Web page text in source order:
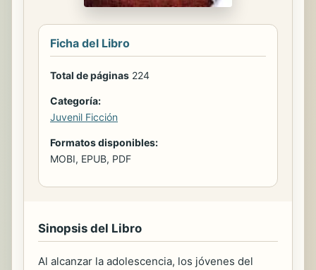
Ficha del Libro
Total de páginas 224
Categoría:
Juvenil Ficción
Formatos disponibles:
MOBI, EPUB, PDF
Sinopsis del Libro
Al alcanzar la adolescencia, los jóvenes del